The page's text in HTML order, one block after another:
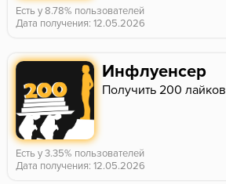
Есть у 8.78% пользователей
Дата получения: 12.05.2026
Инфлуенсер
Получить 200 лайков
Есть у 3.35% пользователей
Дата получения: 12.05.2026